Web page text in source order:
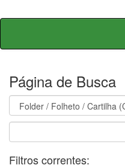
Skip
Página de Busca
Filtros correntes: